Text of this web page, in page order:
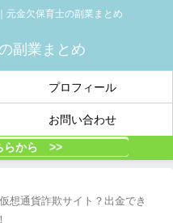
元金欠保育士の副業まとめ
プロフィール
お問い合わせ
らから >>
想通貨詐欺サイト？出金でき